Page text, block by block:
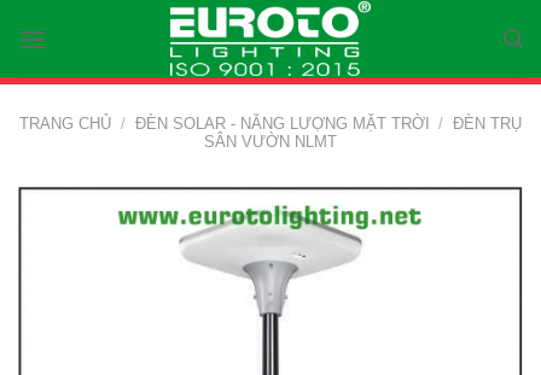
content
TRANG CHỦ / ĐÈN SOLAR - NĂNG LƯỢNG MẶT TRỜI / ĐÈN TRỤ
SÂN VƯỜN NLMT